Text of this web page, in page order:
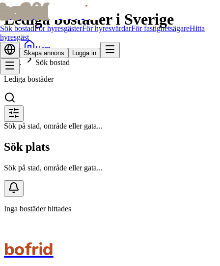
bofridbofrid
Sök bostadFör hyresgästerFör hyresvärdarFör fastighetsägareHitta
hyresgäst
Skapa annons Logga in
Lediga bostäder i Sverige
Hem
Sök bostad
Lediga bostäder
Sök på stad, område eller gata...
Sök plats
Sök på stad, område eller gata...
Inga bostäder hittades
bofrid